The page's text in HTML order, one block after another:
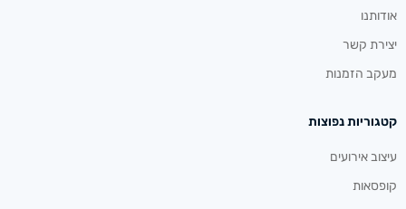
אודותנו
יצירת קשר
מעקב הזמנות
קטגוריות נפוצות
עיצוב אירועים
קופסאות